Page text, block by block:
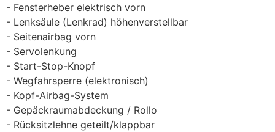
Fensterheber elektrisch vorn
Lenksäule (Lenkrad) höhenverstellbar
Seitenairbag vorn
Servolenkung
Start-Stop-Knopf
Wegfahrsperre (elektronisch)
Kopf-Airbag-System
Gepäckraumabdeckung / Rollo
Rücksitzlehne geteilt/klappbar